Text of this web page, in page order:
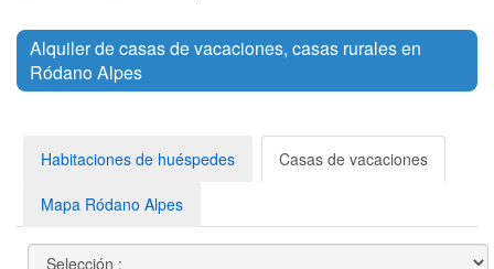
Alquiler de casas de vacaciones, casas rurales en
Ródano Alpes
Habitaciones de huéspedes Casas de vacaciones
Mapa Ródano Alpes